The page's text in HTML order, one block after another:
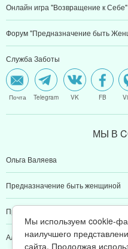
Онлайн игра "Возвращение к Себе"
Форум "Предназначение быть
Служба Заботы
Почта Telegram VK FB
МЫ В
Ольга Валяева
Предназначение быть женщиной
Предназначение быть мамой
Алексей Валяев
Мы используем cookie-
наилучшего
сайта. Продолжая